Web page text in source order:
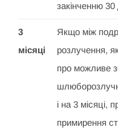
закінченню
3
місяці
Якщо між
розлучення,
про можливе
і на 3 місяці,
примирення